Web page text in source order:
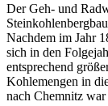
Der Geh- und
Nachdem im Jahr
sich in den
entsprechend
Kohlemengen in
nach Chemnitz